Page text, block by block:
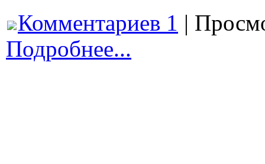
Комментариев 1 |
Подробнее...